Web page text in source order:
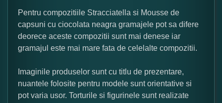
Pentru compozitiile Stracciatella si Mousse de
capsuni cu ciocolata neagra gramajele pot sa difere
deorece aceste compozitii sunt mai denese iar
gramajul este mai mare fata de celelalte compozitii.
Imaginile produselor sunt cu titlu de prezentare,
nuantele folosite pentru modele sunt orientative si
pot varia usor. Torturile si figurinele sunt realizate